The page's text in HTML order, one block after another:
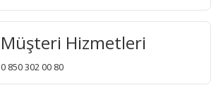
Müşteri Hizmetleri
0 850 302 00 80